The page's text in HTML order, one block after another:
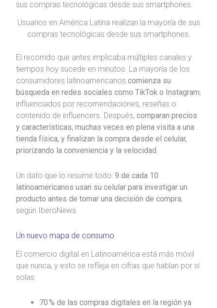
Usuarios en América Latina realizan la mayoría de sus
compras tecnológicas desde sus smartphones.
El recorrido que antes implicaba múltiples canales y
tiempos hoy sucede en minutos. La mayoría de los
consumidores latinoamericanos comienza su
búsqueda en redes sociales como TikTok o Instagram,
influenciados por recomendaciones, reseñas o
contenido de influencers. Después, comparan precios
y características, muchas veces en plena visita a una
tienda física, y finalizan la compra desde el celular,
priorizando la conveniencia y la velocidad
Un dato que lo resume todo: 9 de cada 10
latinoamericanos usan su celular para investigar un
producto antes de tomar una decisión de compra,
según IberoNews.
Un nuevo mapa de consumo
El comercio digital en Latinoamérica está más móvil
que nunca, y esto se refleja en cifras que hablan por sí
solas:
70 % de las compras digitales en la región ya